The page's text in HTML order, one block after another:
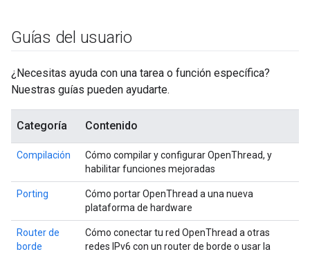
Guías del usuario
¿Necesitas ayuda con una tarea o función específica?
Nuestras guías pueden ayudarte.
Categoría Contenido
Compilación
Cómo compilar y configurar OpenThread, y
habilitar funciones mejoradas
Porting
Cómo portar OpenThread a una nueva
plataforma de hardware
Router de
borde
Cómo conectar tu red OpenThread a otras
redes IPv6 con un router de borde o usar la